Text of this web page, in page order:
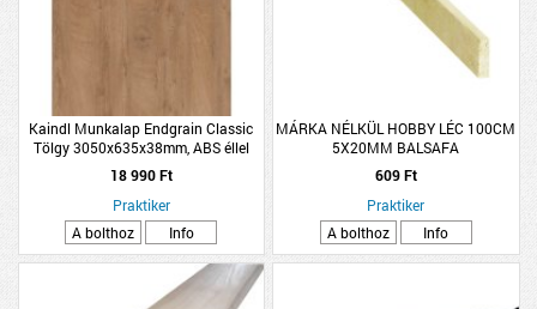
Kaindl Munkalap Endgrain Classic
Tölgy 3050x635x38mm, ABS éllel
18 990 Ft
Praktiker
A bolthoz
Info
MÁRKA NÉLKÜL HOBBY LÉC 100CM
5X20MM BALSAFA
609 Ft
Praktiker
A bolthoz
Info